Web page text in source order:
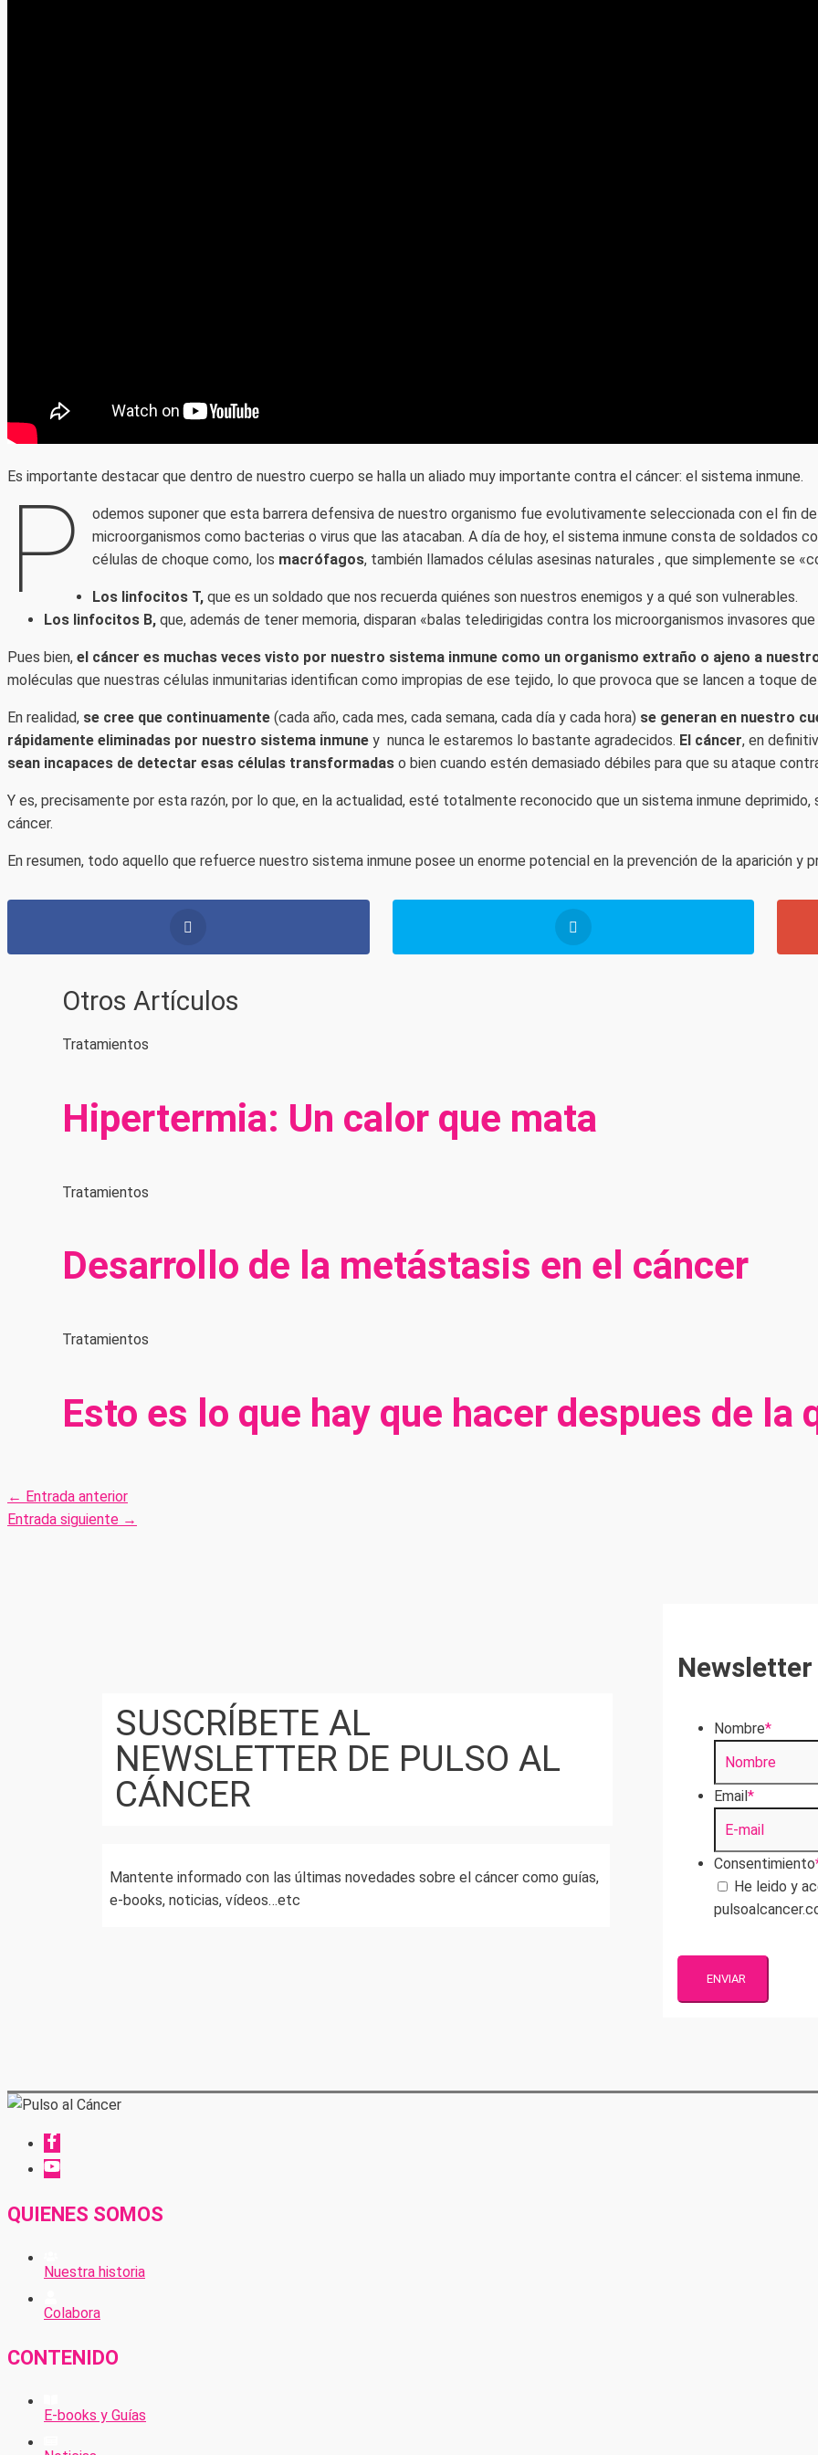
Es importante destacar que dentro de nuestro cuerpo se halla un aliado muy importante contra el cáncer: el sistema inmune.
P
odemos suponer que esta barrera defensiva de nuestro organismo fue evolutivamente seleccionada con el fin
microorganismos como bacterias o virus que las atacaban. A día de hoy, el sistema inmune consta de soldados
células de choque como, los macrófagos, también llamados células asesinas naturales , que simplemente se
Los linfocitos T, que es un soldado que nos recuerda quiénes son nuestros enemigos y a qué son vulnerables.
Los linfocitos B, que, además de tener memoria, disparan «balas teledirigidas contra los microorganismos invasores
Pues bien, el cáncer es muchas veces visto por nuestro sistema inmune como un organismo extraño o ajeno a
moléculas que nuestras células inmunitarias identifican como impropias de ese tejido, lo que provoca que se lancen a toque
En realidad, se cree que continuamente (cada año, cada mes, cada semana, cada día y cada hora) se generan en nuestro
rápidamente eliminadas por nuestro sistema inmune y nunca le estaremos lo bastante agradecidos. El cáncer, en
sean incapaces de detectar esas células transformadas o bien cuando estén demasiado débiles para que su ataque
Y es, precisamente por esta razón, por lo que, en la actualidad, esté totalmente reconocido que un sistema inmune deprimido,
cáncer.
En resumen, todo aquello que refuerce nuestro sistema inmune posee un enorme potencial en la prevención de la aparición y
Otros Artículos
Tratamientos
Hipertermia: Un calor que mata
Tratamientos
Desarrollo de la metástasis en el cáncer
Tratamientos
Esto es lo que hay que hacer despues de la
← Entrada anterior
Entrada siguiente →
SUSCRÍBETE AL
NEWSLETTER DE PULSO AL
CÁNCER
Mantente informado con las últimas novedades sobre el cáncer como guías,
e-books, noticias, vídeos…etc
Newsletter
Nombre*
Email*
Consentimiento
He leido y
QUIENES SOMOS
Nuestra historia
Colabora
CONTENIDO
E-books y Guías